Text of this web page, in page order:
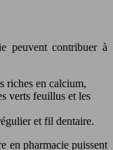
peuvent contribuer à
riches en calcium,
verts feuillus et les
et fil dentaire.
en pharmacie puissent